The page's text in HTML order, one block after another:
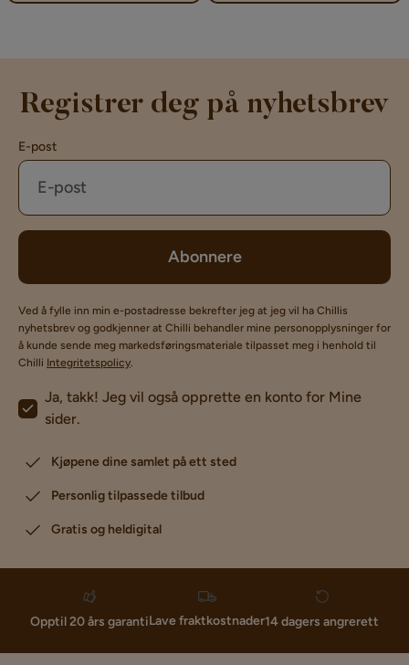
Registrer deg på nyhetsbrev
E-post
Abonnere
Ved å fylle inn min e-postadresse bekrefter jeg at jeg vil ha Chillis
nyhetsbrev og godkjenner at Chilli behandler mine personopplysninger for
å kunde sende meg markedsføringsmateriale tilpasset meg i henhold til
Chilli Integritetspolicy.
Ja, takk! Jeg vil også opprette en konto for Mine
sider.
Kjøpene dine samlet på ett sted
Personlig tilpassede tilbud
Gratis og heldigital
Opptil 20 års garantiLave fraktkostnader14 dagers angrerett